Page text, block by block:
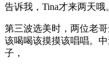
告诉我，Tina才来两天
第三波选美时，两位老
该喝喝该摸摸该唱唱。
子，